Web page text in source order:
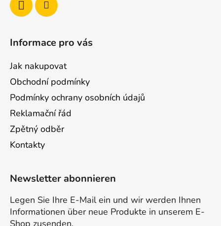
Informace pro vás
Jak nakupovat
Obchodní podmínky
Podmínky ochrany osobních údajů
Reklamační řád
Zpětný odběr
Kontakty
Newsletter abonnieren
Legen Sie Ihre E-Mail ein und wir werden Ihnen
Informationen über neue Produkte in unserem E-
Shop zusenden.